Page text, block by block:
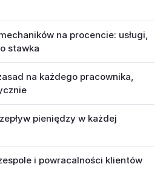
na procencie: usługi,
stawka
na każdego pracownika,
pieniędzy w każdej
i powracalności klientów